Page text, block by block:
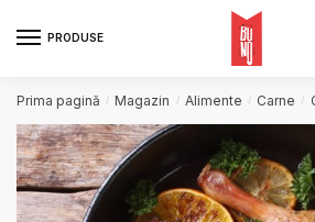
PRODUSE
Prima pagină / Magazin / Alimente / Carne /